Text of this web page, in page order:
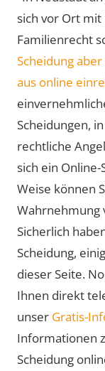
sich vor Ort
Familienrecht
Scheidung
aus online
Scheidungen,
rechtliche
sich ein Online-
Weise können
Wahrnehmung
Sicherlich
Scheidung,
dieser Seite.
Ihnen direkt
unser Gratis-
Informationen
Scheidung